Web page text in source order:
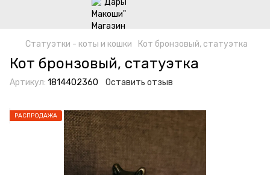
Статуэтки - коты и кошки Кот бронзовый, статуэтка
Кот бронзовый, статуэтка
Артикул: 1814402360 Оставить отзыв
РАСПРОДАЖА